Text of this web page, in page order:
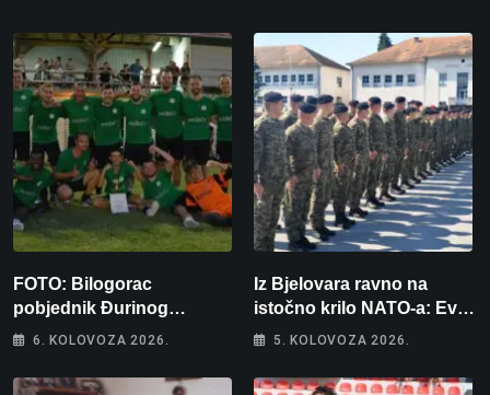
FOTO: Bilogorac
pobjednik Đurinog
memorijala
6. KOLOVOZA 2026.
Iz Bjelovara ravno na
istočno krilo NATO-a: Evo
kamo odlazi 82 hrvatska
5. KOLOVOZA 2026.